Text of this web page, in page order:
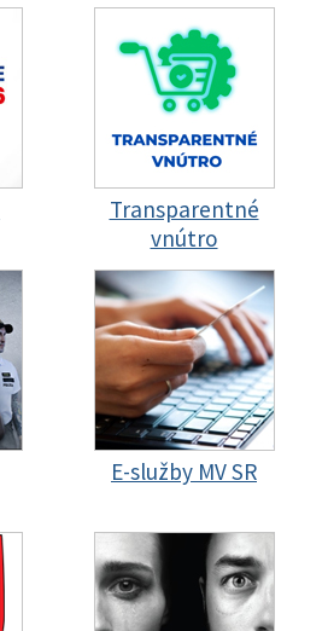
Transparentné
vnútro
E-služby MV SR